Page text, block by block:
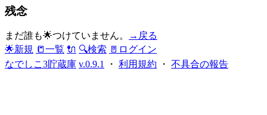
残念
まだ誰も🌟つけていません。
→戻る
🌟新規 📒一覧 🔌 🔍検索 🚪ログイン
なでしこ3貯蔵庫 v.0.9.1 ・ 利用規約 ・ 不具合の報告